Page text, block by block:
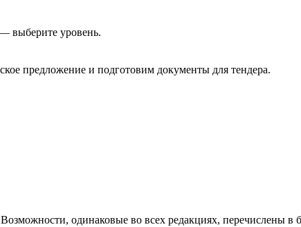
выберите уровень.
предложение и подготовим документы для тендера.
одинаковые во всех редакциях, перечислены в